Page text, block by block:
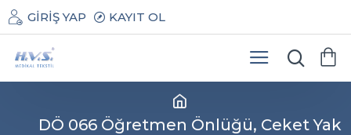
GIRIŞ YAP KAYIT OL
DÖ 066 Öğretmen Önlüğü, Ceket Yak